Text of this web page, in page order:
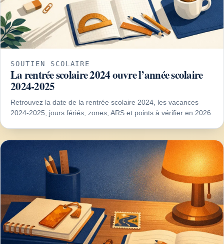
SOUTIEN SCOLAIRE
La rentrée scolaire 2024 ouvre l’année scolaire
2024-2025
Retrouvez la date de la rentrée scolaire 2024, les vacances
2024-2025, jours fériés, zones, ARS et points à vérifier en 2026.